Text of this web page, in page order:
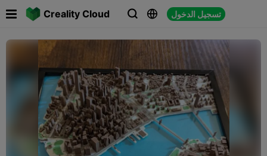
Creality Cloud   تسجيل الدخول
 